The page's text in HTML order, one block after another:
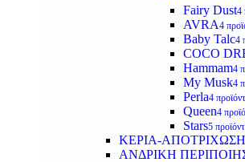
Fairy Dust4
AVRA4
Baby Talc4
COCO
Hammam4
My Musk4
Perla4
Queen4
Stars5
ΚΕΡΙΑ-ΑΠΟΤΡΙΧΩΣΗ
ΑΝΔΡΙΚΗ